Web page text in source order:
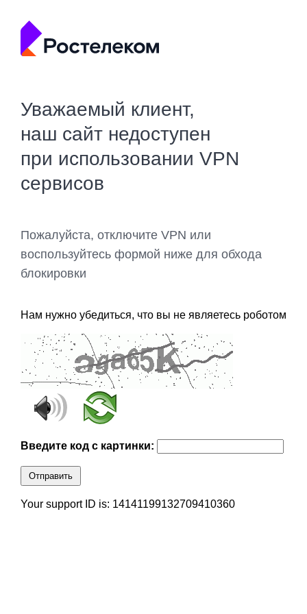
Уважаемый клиент,
наш сайт недоступен
при использовании VPN
сервисов
Пожалуйста, отключите VPN или
воспользуйтесь формой ниже для обхода
блокировки
Нам нужно убедиться, что вы не являетесь роботом
Введите код с картинки:
Отправить
Your support ID is: 14141199132709410360